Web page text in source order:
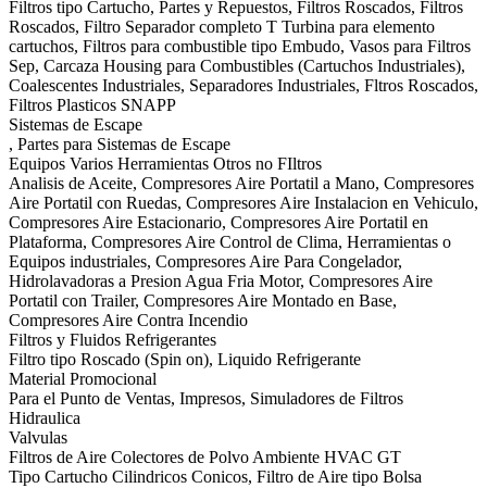
Filtros tipo Cartucho, Partes y Repuestos, Filtros Roscados, Filtros
Roscados, Filtro Separador completo T Turbina para elemento
cartuchos, Filtros para combustible tipo Embudo, Vasos para Filtros
Sep, Carcaza Housing para Combustibles (Cartuchos Industriales),
Coalescentes Industriales, Separadores Industriales, Fltros Roscados,
Filtros Plasticos SNAPP
Sistemas de Escape
, Partes para Sistemas de Escape
Equipos Varios Herramientas Otros no FIltros
Analisis de Aceite, Compresores Aire Portatil a Mano, Compresores
Aire Portatil con Ruedas, Compresores Aire Instalacion en Vehiculo,
Compresores Aire Estacionario, Compresores Aire Portatil en
Plataforma, Compresores Aire Control de Clima, Herramientas o
Equipos industriales, Compresores Aire Para Congelador,
Hidrolavadoras a Presion Agua Fria Motor, Compresores Aire
Portatil con Trailer, Compresores Aire Montado en Base,
Compresores Aire Contra Incendio
Filtros y Fluidos Refrigerantes
Filtro tipo Roscado (Spin on), Liquido Refrigerante
Material Promocional
Para el Punto de Ventas, Impresos, Simuladores de Filtros
Hidraulica
Valvulas
Filtros de Aire Colectores de Polvo Ambiente HVAC GT
Tipo Cartucho Cilindricos Conicos, Filtro de Aire tipo Bolsa